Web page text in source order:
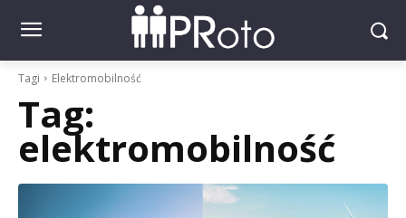
Tagi Elektromobilność
Tag:
elektromobilność